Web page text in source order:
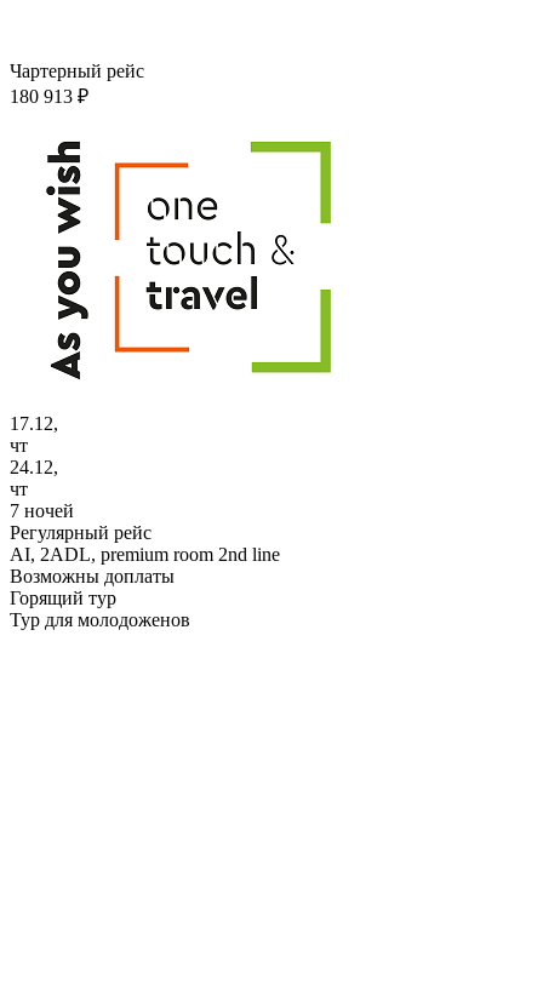
Чартерный рейс
180 913 ₽
17.12,
чт
24.12,
чт
7 ночей
Регулярный рейс
AI, 2ADL, premium room 2nd line
Возможны доплаты
Горящий тур
Тур для молодоженов